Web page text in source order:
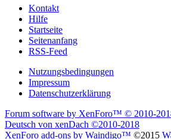
Kontakt
Hilfe
Startseite
Seitenanfang
RSS-Feed
Nutzungsbedingungen
Impressum
Datenschutzerklärung
Forum software by XenForo™ © 2010-
Deutsch von xenDach ©2010-2018
XenForo add-ons by Waindigo™ ©2015